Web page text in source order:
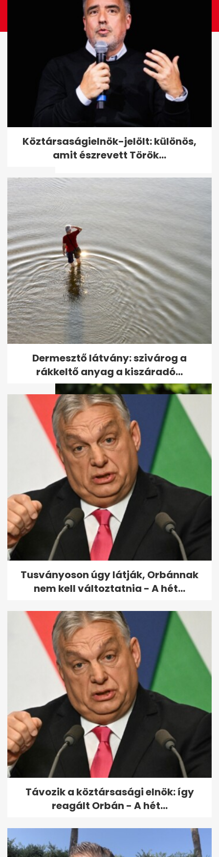
Sebestyén Balázs a fiával
zenélt DJ Oti koncertjén, videó
is van
Mikroműanyag az elviteles
dobozból: szakértők szerint
így...
Ingyenes öntözővíz otthon: így
spórolhatsz a kerti locsoláson
Köztársaságielnök-jelölt: különös,
amit észrevett Török...
Dermesztő látvány: szivárog a
rákkeltő anyag a kiszáradó...
Tusványoson úgy látják, Orbánnak
nem kell változtatnia - A hét...
Távozik a köztársasági elnök: így
reagált Orbán - A hét...